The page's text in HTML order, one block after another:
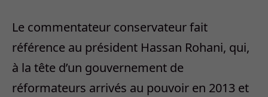
Le commentateur conservateur fait
référence au président Hassan Rohani, qui,
à la tête d’un gouvernement de
réformateurs arrivés au pouvoir en 2013 et